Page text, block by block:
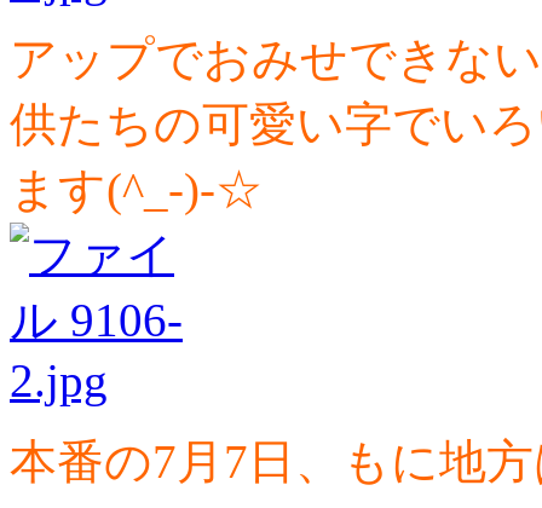
アップでおみせできな
供たちの可愛い字でい
ます(^_-)-☆
本番の7月7日、もに地